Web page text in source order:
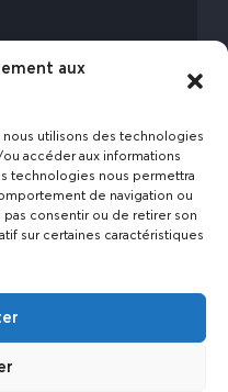
aux
utilisons des technologies
accéder aux informations
technologies nous permettra
de navigation ou
pas consentir ou de retirer son
sur certaines caractéristiques
!